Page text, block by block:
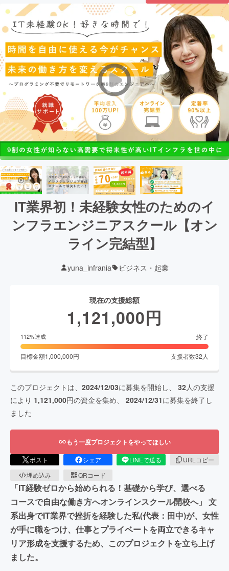
IT業界初！未経験女性のためのイ
ンフラエンジニアスクール【オン
ライン完結型】
yuna_infrania ビジネス・起業
現在の支援総額
1,121,000円
112%達成 終了
目標金額1,000,000円 支援者数32 人
このプロジェクトは、 2024/12/03に募集を開始し、 32人の支援
により 1,121,000円の資金を集め、 2024/12/31に募集を終了し
ました
もう一度プロジェクトをやってほしい
ポスト シェア LINEで送る
URLコピー
埋め込み
QRコード
「IT経験ゼロから始められる！基礎から学び、選べる
コースで自由な働き方へオンラインスクール開校へ」 文
系出身でIT業界で挫折を経験した私(代表：田中)が、女性
が手に職をつけ、仕事とプライベートを両立できるキャ
リア形成を支援するため、このプロジェクトを立ち上げ
ました。